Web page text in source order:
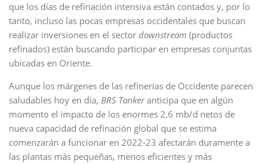
que los días de refinación intensiva están contados y, por lo
tanto, incluso las pocas empresas occidentales que buscan
realizar inversiones en el sector downstream (productos
refinados) están buscando participar en empresas conjuntas
ubicadas en Oriente.
Aunque los márgenes de las refinerías de Occidente parecen
saludables hoy en día, BRS Tankeranticipa que en algún
momento el impacto de los enormes 2,6 mb/d netos de
nueva capacidad de refinación global que se estima
comenzarán a funcionar en 2022-23 afectarán duramente a
las plantas más pequeñas, menos eficientes y más